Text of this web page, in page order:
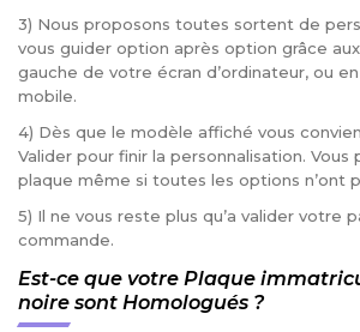
3) Nous proposons toutes sortent de
vous guider option après option grâce
gauche de votre écran d’ordinateur, ou
mobile.
4) Dès que le modèle affiché vous
Valider pour finir la personnalisation. Vous
plaque même si toutes les options n’ont
5) Il ne vous reste plus qu’a valider votre
commande.
Est-ce que votre Plaque
noire sont Homologués ?